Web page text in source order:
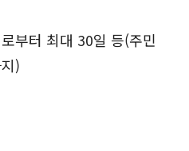
부터 최대 30일 등(주민
)